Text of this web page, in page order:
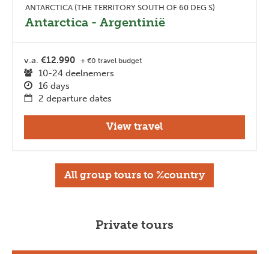
ANTARCTICA (THE TERRITORY SOUTH OF 60 DEG S)
Antarctica - Argentinië
v.a. €12.990 + €0 travel budget
10-24 deelnemers
16 days
2 departure dates
View travel
All group tours to %country
Private tours